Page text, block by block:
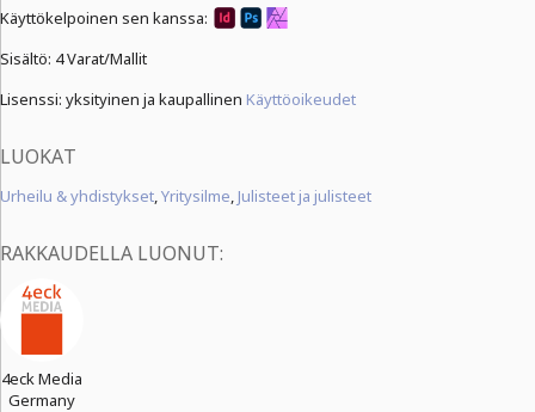
Käyttökelpoinen sen kanssa:
Sisältö: 4 Varat/Mallit
Lisenssi: yksityinen ja kaupallinen Käyttöoikeudet
LUOKAT
Urheilu & yhdistykset,Yritysilme, Julisteet ja julisteet
RAKKAUDELLA LUONUT:
4eck Media
Germany